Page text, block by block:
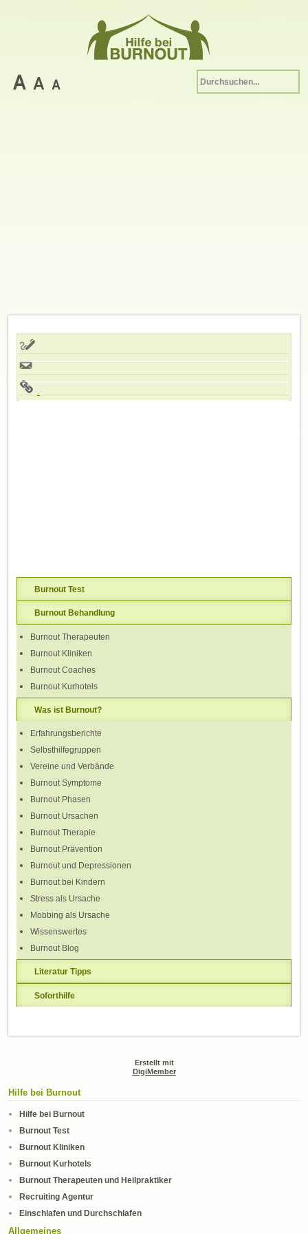
Burnout Test
Burnout Behandlung
Burnout Therapeuten
Burnout Kliniken
Burnout Coaches
Burnout Kurhotels
Was ist Burnout?
Erfahrungsberichte
Selbsthilfegruppen
Vereine und Verbände
Burnout Symptome
Burnout Phasen
Burnout Ursachen
Burnout Therapie
Burnout Prävention
Burnout und Depressionen
Burnout bei Kindern
Stress als Ursache
Mobbing als Ursache
Wissenswertes
Burnout Blog
Literatur Tipps
Soforthilfe
Erstellt mit
DigiMember
Hilfe bei Burnout
Hilfe bei Burnout
Burnout Test
Burnout Kliniken
Burnout Kurhotels
Burnout Therapeuten und Heilpraktiker
Recruiting Agentur
Einschlafen und Durchschlafen
Allgemeines